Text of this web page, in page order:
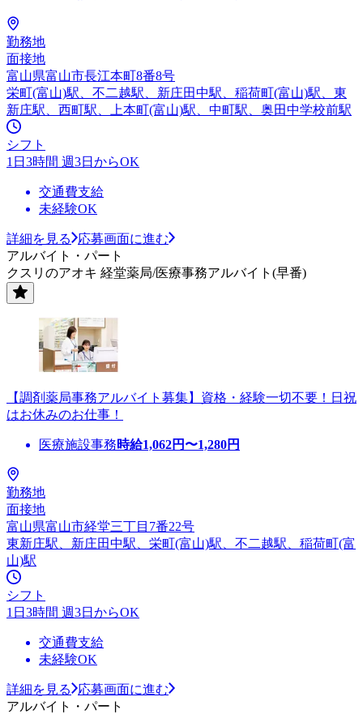
勤務地
面接地
富山県富山市長江本町8番8号
栄町(富山)駅、不二越駅、新庄田中駅、稲荷町(富山)駅、東
新庄駅、西町駅、上本町(富山)駅、中町駅、奥田中学校前駅
シフト
1日3時間 週3日からOK
交通費支給
未経験OK
詳細を見る
応募画面に進む
アルバイト・パート
クスリのアオキ 経堂薬局/医療事務アルバイト(早番)
【調剤薬局事務アルバイト募集】資格・経験一切不要！日祝
はお休みのお仕事！
医療施設事務時給1,062円〜1,280円
勤務地
面接地
富山県富山市経堂三丁目7番22号
東新庄駅、新庄田中駅、栄町(富山)駅、不二越駅、稲荷町(富
山)駅
シフト
1日3時間 週3日からOK
交通費支給
未経験OK
詳細を見る
応募画面に進む
アルバイト・パート